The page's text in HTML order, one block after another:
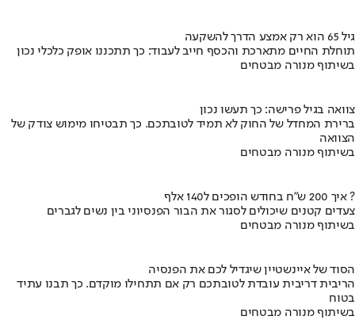
גיל 65 הוא רק אמצע הדרך להשקעה
תוחלת החיים מתארכת והכסף חייב לעבוד: כך תתכננו אופק כלכלי נכון
בשיתוף מנורה מבטחים
צוואה בגיל פרישה: כך תעשו נכון
ברירת המחדל של החוק לא תמיד לטובתכם. כך תבטיחו מימוש צודק של
הצוואה
בשיתוף מנורה מבטחים
איך 200 ש"ח בחודש הופכים ל140 אלף ?
צעדים קטנים שיכולים לסגור את הבור הפנסיוני בין נשים לגברים
בשיתוף מנורה מבטחים
הסוד של איינשטיין שיגדיל לכם את הפנסיה
הריבית דריבית עובדת לטובתכם רק אם תתחילו מוקדם. כך תבנו עתיד
בטוח
בשיתוף מנורה מבטחים